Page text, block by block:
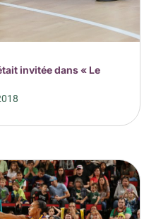
invitée dans « Le